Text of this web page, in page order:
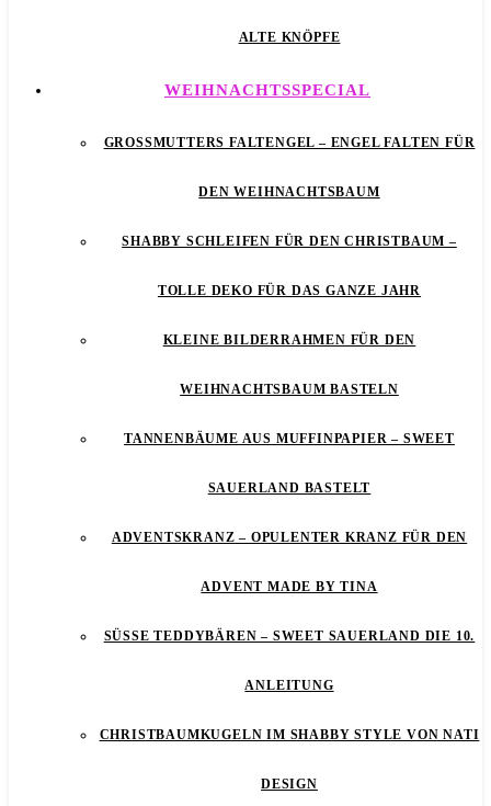
ALTE KNÖPFE
WEIHNACHTSSPECIAL
GROSSMUTTERS FALTENGEL – ENGEL FALTEN FÜR D
EN WEIHNACHTSBAUM
SHABBY SCHLEIFEN FÜR DEN CHRISTBAUM –
TOLLE DEKO FÜR DAS GANZE JAHR
KLEINE BILDERRAHMEN FÜR DEN
WEIHNACHTSBAUM BASTELN
TANNENBÄUME AUS MUFFINPAPIER – SWEET
SAUERLAND BASTELT
ADVENTSKRANZ – OPULENTER KRANZ FÜR DEN
ADVENT MADE BY TINA
SÜSSE TEDDYBÄREN – SWEET SAUERLAND DIE 10. A
NLEITUNG
CHRISTBAUMKUGELN IM SHABBY STYLE VON NATI
DESIGN